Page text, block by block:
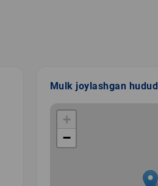
Mulk joylashgan hudud
+
−